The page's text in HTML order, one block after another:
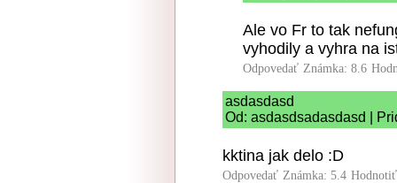
Ale vo Fr to tak
vyhodily a vyhra na
Odpovedať Známka: 8.6
asdasdasd
Od: asdasdsadasdasd |
kktina jak delo :D
Odpovedať Známka: 5.4